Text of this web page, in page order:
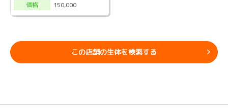
価格
150,000
この店舗の生体を検索する